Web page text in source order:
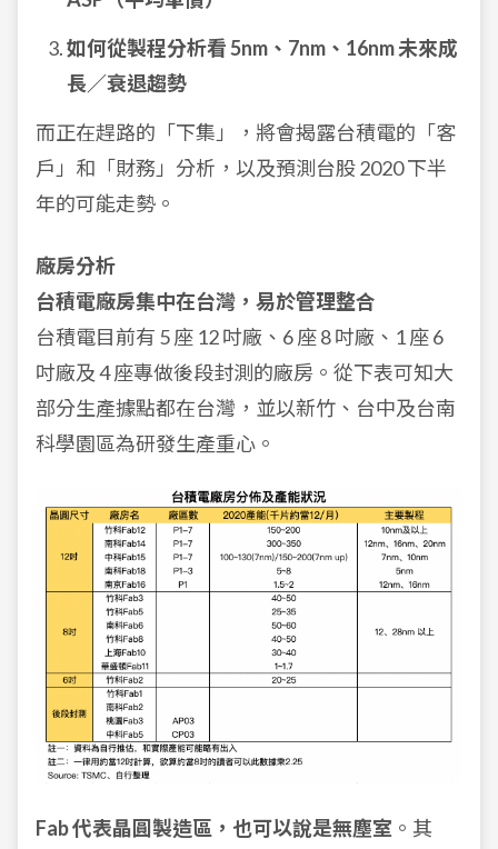
如何從製程分析看 5nm、7nm、16nm 未來成
長／衰退趨勢
而正在趕路的「下集」，將會揭露台積電的「客
戶」和「財務」分析，以及預測台股 2020 下半
年的可能走勢。
廠房分析
台積電廠房集中在台灣，易於管理整合
台積電目前有 5 座 12 吋廠、6 座 8 吋廠、1 座 6
吋廠及 4 座專做後段封測的廠房。從下表可知大
部分生產據點都在台灣，並以新竹、台中及台南
科學園區為研發生產重心。
Fab 代表晶圓製造區，也可以說是無塵室 。其